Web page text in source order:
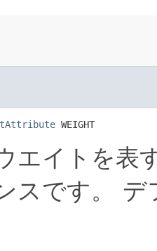
WEIGHT
エイトを表
スです。
デ